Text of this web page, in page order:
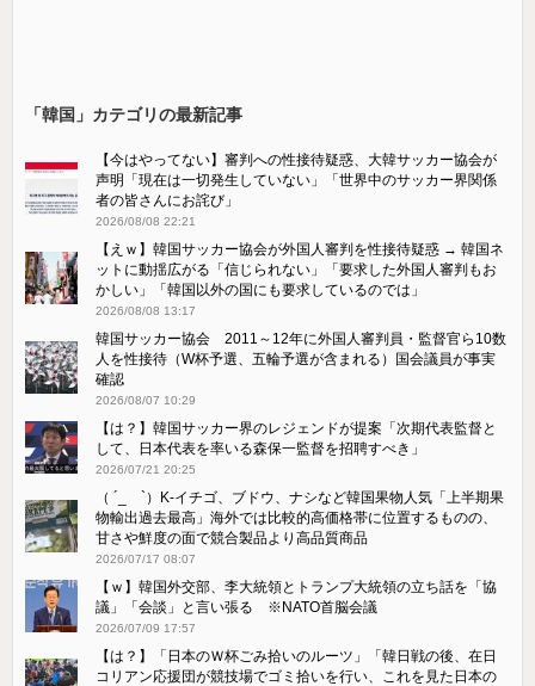
「韓国」カテゴリの最新記事
【今はやってない】審判への性接待疑惑、大韓サッカー協会が
声明「現在は一切発生していない」「世界中のサッカー界関係
者の皆さんにお詫び」
2026/08/08 22:21
【えｗ】韓国サッカー協会が外国人審判を性接待疑惑 → 韓国ネ
ットに動揺広がる「信じられない」「要求した外国人審判もお
かしい」「韓国以外の国にも要求しているのでは」
2026/08/08 13:17
韓国サッカー協会 2011～12年に外国人審判員・監督官ら10数
人を性接待（W杯予選、五輪予選が含まれる）国会議員が事実
確認
2026/08/07 10:29
【は？】韓国サッカー界のレジェンドが提案「次期代表監督と
して、日本代表を率いる森保一監督を招聘すべき」
2026/07/21 20:25
（ ´_ゝ`）K-イチゴ、ブドウ、ナシなど韓国果物人気「上半期果
物輸出過去最高」海外では比較的高価格帯に位置するものの、
甘さや鮮度の面で競合製品より高品質商品
2026/07/17 08:07
【ｗ】韓国外交部、李大統領とトランプ大統領の立ち話を「協
議」「会談」と言い張る ※NATO首脳会議
2026/07/09 17:57
【は？】「日本のＷ杯ごみ拾いのルーツ」「韓日戦の後、在日
コリアン応援団が競技場でゴミ拾いを行い、これを見た日本の